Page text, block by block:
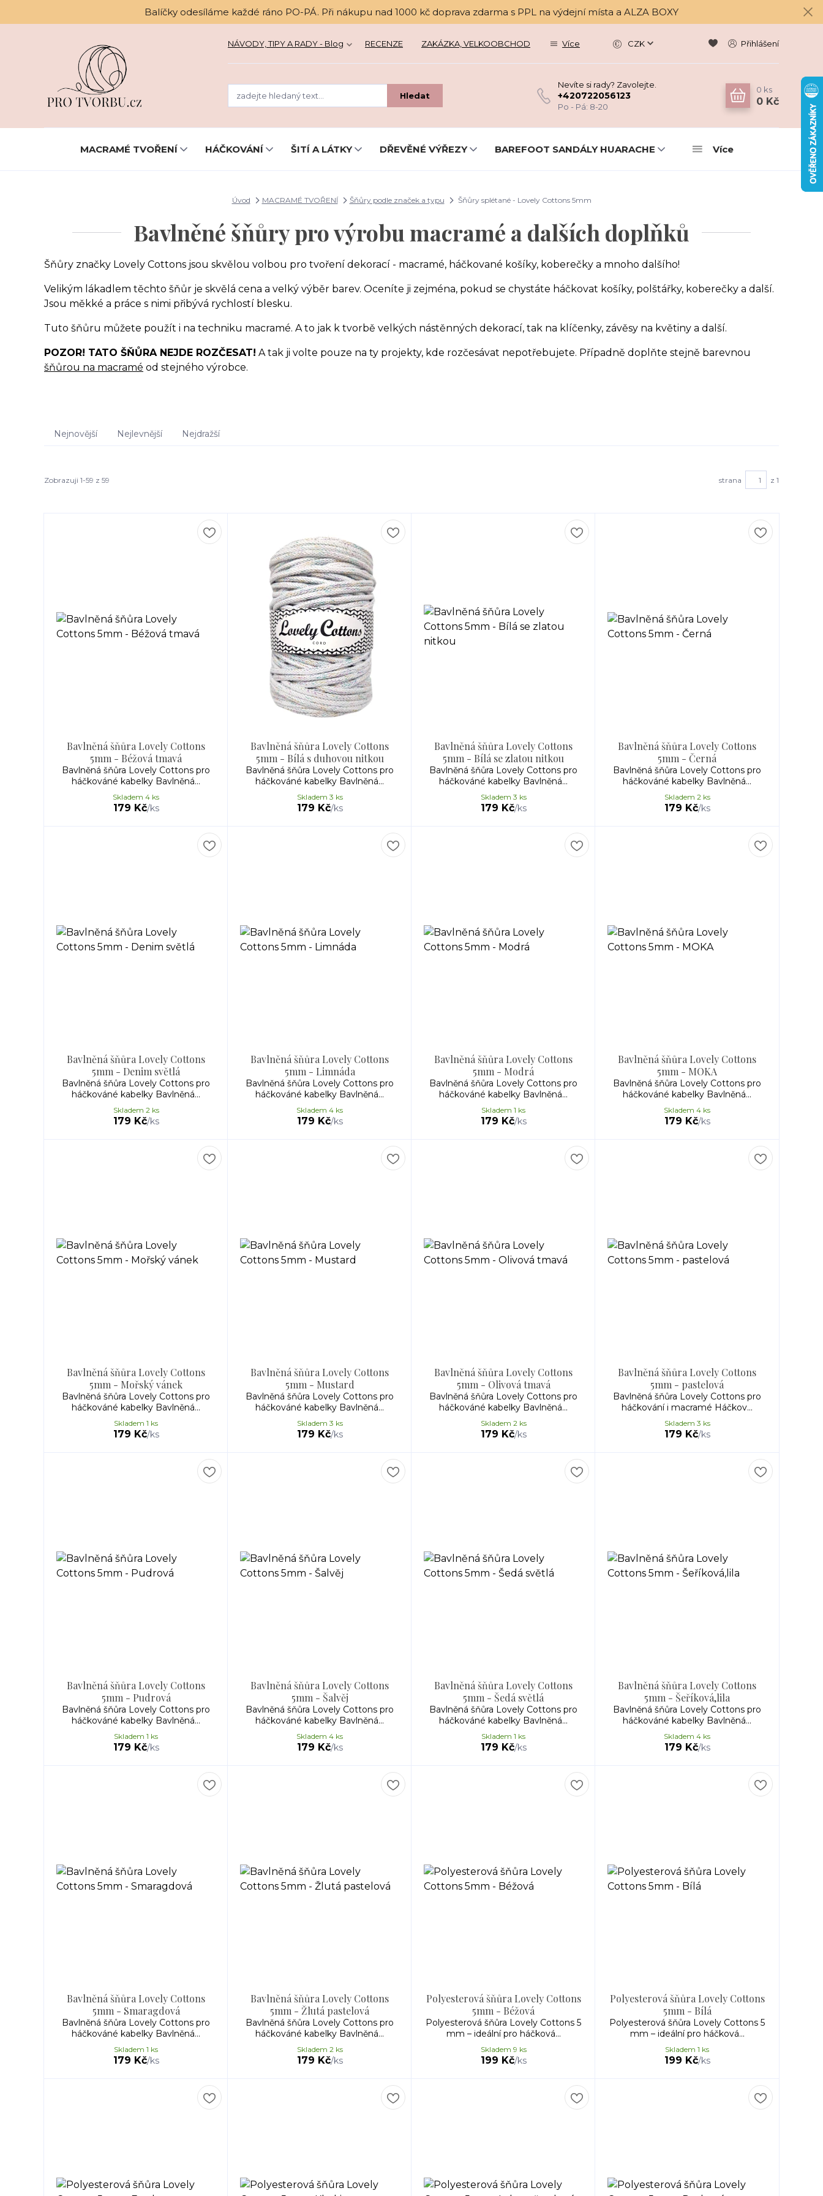
Balíčky odesíláme každé ráno PO-PÁ. Při nákupu nad 1000 kč doprava zdarma s PPL na výdejní místa a ALZA BOXY
NÁVODY, TIPY A RADY - Blog RECENZE ZAKÁZKA, VELKOOBCHOD Více CZK Přihlášení
Hledat
Nevíte si rady? Zavolejte.
+420722056123
Po - Pá: 8-20
0 ks
0 Kč
MACRAMÉ TVOŘENÍ HÁČKOVÁNÍ ŠITÍ A LÁTKY DŘEVĚNÉ VÝŘEZY BAREFOOT SANDÁLY HUARACHE Více
Úvod MACRAMÉ TVOŘENÍ Šňůry podle značek a typu Šňůry splétané - Lovely Cottons 5mm
Bavlněné šňůry pro výrobu macramé a dalších doplňků
Šňůry značky Lovely Cottons jsou skvělou volbou pro tvoření dekorací - macramé, háčkované košíky, koberečky a mnoho dalšího!
Velikým lákadlem těchto šňůr je skvělá cena a velký výběr barev. Oceníte ji zejména, pokud se chystáte háčkovat košíky, polštářky, koberečky a další.
Jsou měkké a práce s nimi přibývá rychlostí blesku.
Tuto šňůru můžete použít i na techniku macramé. A to jak k tvorbě velkých nástěnných dekorací, tak na klíčenky, závěsy na květiny a další.
POZOR! TATO ŠŇŮRA NEJDE ROZČESAT! A tak ji volte pouze na ty projekty, kde rozčesávat nepotřebujete. Případně doplňte stejně barevnou
šňůrou na macramé od stejného výrobce.
Nejnovější Nejlevnější Nejdražší
Zobrazuji 1-59 z 59 strana z 1
Bavlněná šňůra Lovely Cottons
5mm - Béžová tmavá
Bavlněná šňůra Lovely Cottons pro
háčkováné kabelky Bavlněná...
179 Kč/ks
Skladem 4 ks
Bavlněná šňůra Lovely Cottons
5mm - Bílá s duhovou nitkou
Bavlněná šňůra Lovely Cottons pro
háčkováné kabelky Bavlněná...
179 Kč/ks
Skladem 3 ks
Bavlněná šňůra Lovely Cottons
5mm - Bílá se zlatou nitkou
Bavlněná šňůra Lovely Cottons pro
háčkováné kabelky Bavlněná...
179 Kč/ks
Skladem 3 ks
Bavlněná šňůra Lovely Cottons
5mm - Černá
Bavlněná šňůra Lovely Cottons pro
háčkováné kabelky Bavlněná...
179 Kč/ks
Skladem 2 ks
Bavlněná šňůra Lovely Cottons
5mm - Denim světlá
Bavlněná šňůra Lovely Cottons pro
háčkováné kabelky Bavlněná...
179 Kč/ks
Skladem 2 ks
Bavlněná šňůra Lovely Cottons
5mm - Limnáda
Bavlněná šňůra Lovely Cottons pro
háčkováné kabelky Bavlněná...
179 Kč/ks
Skladem 4 ks
Bavlněná šňůra Lovely Cottons
5mm - Modrá
Bavlněná šňůra Lovely Cottons pro
háčkováné kabelky Bavlněná...
179 Kč/ks
Skladem 1 ks
Bavlněná šňůra Lovely Cottons
5mm - MOKA
Bavlněná šňůra Lovely Cottons pro
háčkováné kabelky Bavlněná...
179 Kč/ks
Skladem 4 ks
Bavlněná šňůra Lovely Cottons
5mm - Mořský vánek
Bavlněná šňůra Lovely Cottons pro
háčkováné kabelky Bavlněná...
179 Kč/ks
Skladem 1 ks
Bavlněná šňůra Lovely Cottons
5mm - Mustard
Bavlněná šňůra Lovely Cottons pro
háčkováné kabelky Bavlněná...
179 Kč/ks
Skladem 3 ks
Bavlněná šňůra Lovely Cottons
5mm - Olivová tmavá
Bavlněná šňůra Lovely Cottons pro
háčkováné kabelky Bavlněná...
179 Kč/ks
Skladem 2 ks
Bavlněná šňůra Lovely Cottons
5mm - pastelová
Bavlněná šňůra Lovely Cottons pro
háčkování i macramé Háčkov...
179 Kč/ks
Skladem 3 ks
Bavlněná šňůra Lovely Cottons
5mm - Pudrová
Bavlněná šňůra Lovely Cottons pro
háčkováné kabelky Bavlněná...
179 Kč/ks
Skladem 1 ks
Bavlněná šňůra Lovely Cottons
5mm - Šalvěj
Bavlněná šňůra Lovely Cottons pro
háčkováné kabelky Bavlněná...
179 Kč/ks
Skladem 4 ks
Bavlněná šňůra Lovely Cottons
5mm - Šedá světlá
Bavlněná šňůra Lovely Cottons pro
háčkováné kabelky Bavlněná...
179 Kč/ks
Skladem 1 ks
Bavlněná šňůra Lovely Cottons
5mm - Šeříková,lila
Bavlněná šňůra Lovely Cottons pro
háčkováné kabelky Bavlněná...
179 Kč/ks
Skladem 4 ks
Bavlněná šňůra Lovely Cottons
5mm - Smaragdová
Bavlněná šňůra Lovely Cottons pro
háčkováné kabelky Bavlněná...
179 Kč/ks
Skladem 1 ks
Bavlněná šňůra Lovely Cottons
5mm - Žlutá pastelová
Bavlněná šňůra Lovely Cottons pro
háčkováné kabelky Bavlněná...
179 Kč/ks
Skladem 2 ks
Polyesterová šňůra Lovely Cottons
5mm - Béžová
Polyesterová šňůra Lovely Cottons 5
mm – ideální pro háčková...
199 Kč/ks
Skladem 9 ks
Polyesterová šňůra Lovely Cottons
5mm - Bílá
Polyesterová šňůra Lovely Cottons 5
mm – ideální pro háčková...
199 Kč/ks
Skladem 1 ks